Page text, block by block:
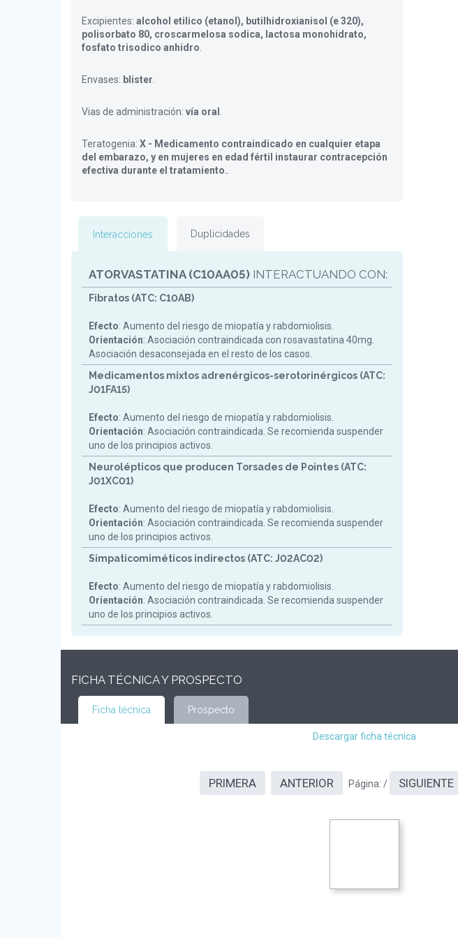
Excipientes: alcohol etilico (etanol), butilhidroxianisol (e 320),
polisorbato 80, croscarmelosa sodica, lactosa monohidrato,
fosfato trisodico anhidro
Envases: blister
Vias de administración: vía oral
Teratogenia: X - Medicamento contraindicado en cualquier etapa
del embarazo, y en mujeres en edad fértil instaurar contracepción
efectiva durante el tratamiento.
Interacciones Duplicidades
ATORVASTATINA (C10AA05) INTERACTUANDO CON:
Fibratos (ATC: C10AB)
Efecto: Aumento del riesgo de miopatía y rabdomiolisis.
Orientación: Asociación contraindicada con rosavastatina 40mg.
Asociación desaconsejada en el resto de los casos.
Medicamentos mixtos adrenérgicos-serotorinérgicos (ATC:
J01FA15)
Efecto: Aumento del riesgo de miopatía y rabdomiolisis.
Orientación: Asociación contraindicada. Se recomienda suspender
uno de los principios activos.
Neurolépticos que producen Torsades de Pointes (ATC:
J01XC01)
Efecto: Aumento del riesgo de miopatía y rabdomiolisis.
Orientación: Asociación contraindicada. Se recomienda suspender
uno de los principios activos.
Simpaticomiméticos indirectos (ATC: J02AC02)
Efecto: Aumento del riesgo de miopatía y rabdomiolisis.
Orientación: Asociación contraindicada. Se recomienda suspender
uno de los principios activos.
FICHA TÉCNICA Y PROSPECTO
Ficha técnica Prospecto
Descargar ficha técnica
PRIMERA ANTERIOR Página: / SIGUIENTE